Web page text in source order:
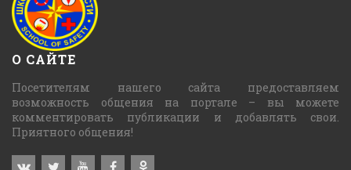
О САЙТЕ
Посетителям нашего сайта предоставляем
возможность общения на портале – вы можете
комментировать публикации и добавлять свои.
Приятного общения!